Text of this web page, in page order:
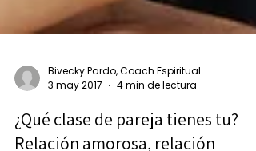
Bivecky Pardo, Coach Espiritual